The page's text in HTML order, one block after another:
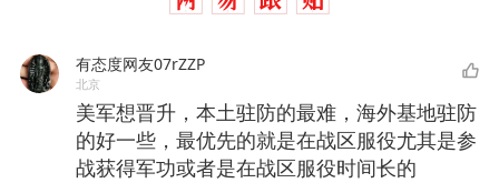
有态度网友07rZZP
北京
美军想晋升，本土驻防的最难，海外基地驻防
的好一些，最优先的就是在战区服役尤其是参
战获得军功或者是在战区服役时间长的